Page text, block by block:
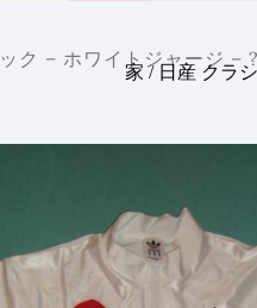
ク – ホワイトジャージ –
家 / 日産 クラ